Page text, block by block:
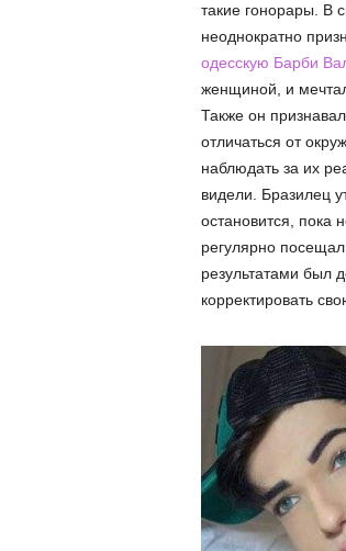
такие гонорары. В
неоднократно
одесскую Барби
женщиной, и
Также он
отличаться от
наблюдать за их
видели. Бразилец
остановится, пока
регулярно
результатами был
корректировать